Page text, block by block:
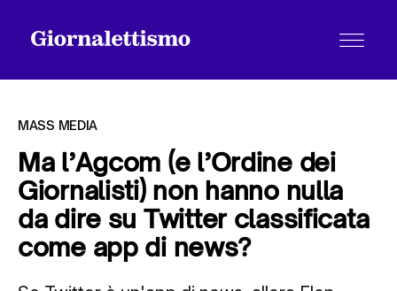
Tutti gli articoli
MASS MEDIA
Ma l’Agcom (e l’Ordine dei
Giornalisti) non hanno nulla
da dire su Twitter classificata
come app di news?